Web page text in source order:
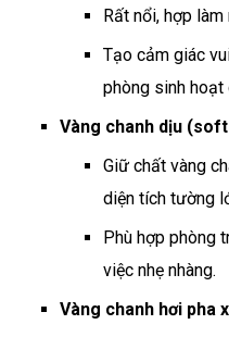
Rất nổi, hợp làm
Tạo cảm giác
phòng sinh hoạt
Vàng chanh dịu
Giữ chất vàng
diện tích tường
Phù hợp phòng
việc nhẹ nhàng.
Vàng chanh hơi pha